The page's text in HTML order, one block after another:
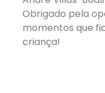
Obrigado pela
momentos que
criança!